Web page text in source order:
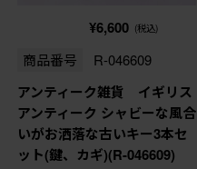
¥6,600 (税込)
商品番号 R-046609
アンティーク雑貨 イギリス
アンティーク シャビーな風合
いがお洒落な古いキー3本セ
ット(鍵、カギ)(R-046609)